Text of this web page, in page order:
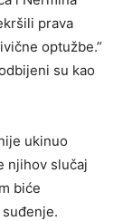
prava
optužbe.”
su kao
ukinuo
njihov slučaj
biće